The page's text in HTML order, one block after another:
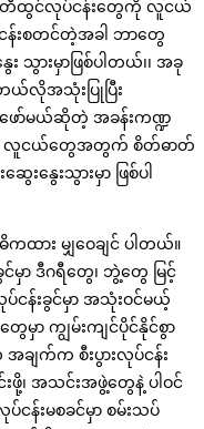
ဦးတီထွင်လုပ်ငန်းတွေကို လူငယ်
းစတင်တဲ့အခါ ဘာတွေ
ားမှာဖြစ်ပါတယ်၊၊ အခု
ယ်လိုအသုံးပြုပြီး
ာ်မယ်ဆိုတဲ့ အခန်းကဏ္ဍ
လူငယ်တွေအတွက် စိတ်ဓာတ်
းနွေးသွားမှာ ဖြစ်ပါ
း မျှဝေချင် ပါတယ်။
ာ ဒီဂရီတွေ၊ ဘွဲ့တွေ မြင့်
ပ်ငန်းခွင်မှာ အသုံးဝင်မယ့်
ေမှာ ကျွမ်းကျင်ပိုင်နိုင်စွာ
ချက်က စီးပွားလုပ်ငန်း
ဖို့၊ အသင်းအဖွဲ့တွေနဲ့ ပါဝင်
န်းမစခင်မှာ စမ်းသပ်